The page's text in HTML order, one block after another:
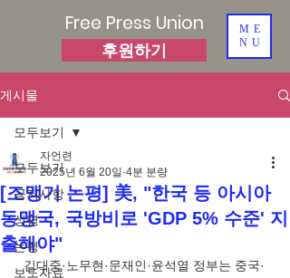
Free Press Union
후원하기
ME
NU
게시물
모두보기
공지사항
성명
논평
보도자료
모두보기
[조맹기 논평] 美, "한국 등 아시아
동맹국, 국방비로 'GDP 5% 수준' 지
출해야"
자언련
2025년 6월 20일 4분 분량
김대중·노무현·문재인·윤석열 정부는 중국·